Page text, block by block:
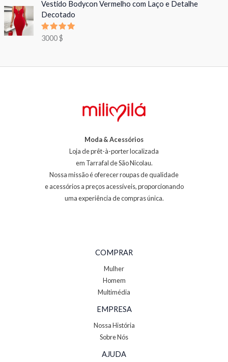
Vestido Bodycon Vermelho com Laço e Detalhe
Decotado
Avaliação
de 5
3000$
Moda & Acessórios
Loja de prêt-à-porter localizada
em Tarrafal de São Nicolau.
Nossa missão é oferecer roupas de qualidade
e acessórios a preços acessíveis, proporcionando
uma experiência de compras única.
COMPRAR
Mulher
Homem
Multimédia
EMPRESA
Nossa História
Sobre Nós
AJUDA